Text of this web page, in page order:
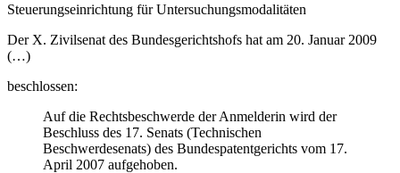
Steuerungseinrichtung für Untersuchungsmodalitäten
Der X. Zivilsenat des Bundesgerichtshofs hat am 20. Januar 2009
(…)
beschlossen:
Auf die Rechtsbeschwerde der Anmelderin wird der
Beschluss des 17. Senats (Technischen
Beschwerdesenats) des Bundespatentgerichts vom 17.
April 2007 aufgehoben.